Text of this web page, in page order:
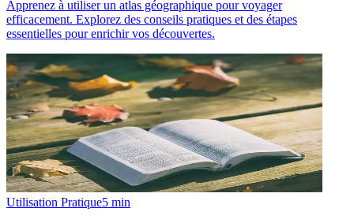
Apprenez à utiliser un atlas géographique pour voyager
efficacement. Explorez des conseils pratiques et des étapes
essentielles pour enrichir vos découvertes.
Utilisation Pratique5 min